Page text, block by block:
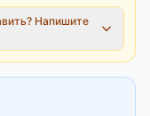
Напишите